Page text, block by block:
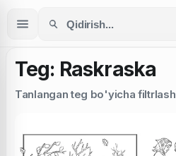
Teg: Raskraska
Tanlangan teg bo'yicha filtrlash